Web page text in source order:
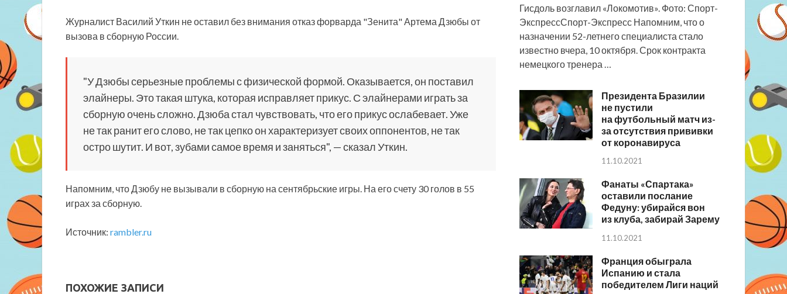
Журналист Василий Уткин не оставил без внимания отказ форварда "Зенита" Артема Дзюбы от
вызова в сборную России.
"У Дзюбы серьезные проблемы с физической формой. Оказывается,он поставил
элайнеры. Это такая штука, которая исправляет прикус. С элайнерами играть за
сборную очень сложно. Дзюба стал чувствовать, что его прикус ослабевает. Уже
не так ранит его слово, не так цепко он характеризует своих оппонентов, не так
остро шутит. И вот, зубами самое время и заняться", — сказал Уткин.
Напомним, что Дзюбу не вызывали в сборную на сентябрьские игры. На его счету 30 голов в 55
играх за сборную.
Источник: rambler.ru
ПОХОЖИЕ ЗАПИСИ
Гисдоль возглавил «Локомотив». Фото: Спорт-
ЭкспрессСпорт-Экспресс Напомним, что о
назначении 52-летнего специалиста стало
известно вчера, 10 октября. Срок контракта
немецкого тренера …
Президента Бразилии
не пустили
на футбольный матч из-
за отсутствия прививки
от коронавируса
11.10.2021
Фанаты «Спартака»
оставили послание
Федуну: убирайся вон
из клуба, забирай Зарему
11.10.2021
Франция обыграла
Испанию и стала
победителем Лиги наций